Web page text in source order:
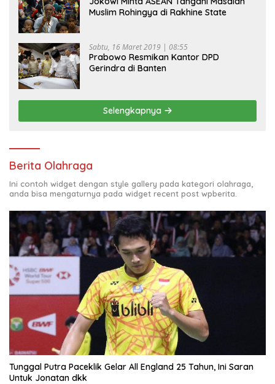
Muslim Rohingya di Rakhine State
Sabtu, 16 Maret 2019 | 08:55
Prabowo Resmikan Kantor DPD
Gerindra di Banten
Selengkapnya
Berita Olahraga
Ini contoh widget dengan style gallery pada kategori olahraga,
anda bisa mengaturnya pada widget recent post wpberita.
Tunggal Putra Paceklik Gelar All England 25 Tahun, Ini Saran
Untuk Jonatan dkk